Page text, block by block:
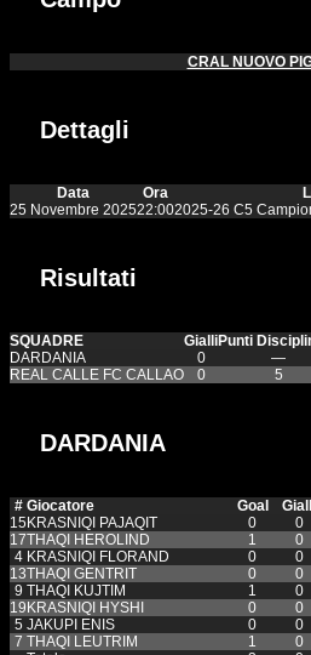
CRAL NUOVO
Dettagli
Data Ora
25 Novembre 202522:002025-26 C5
Risultati
SQUADRE GialliPunti
DARDANIA
0 —
REAL CALLE FC CALLAO
0 5
DARDANIA
# Giocatore Goal
15KRASNIQI PAJAQIT 0 0
17THAQI HEROLIND 1 0
4 KRASNIQI FLORAND 0 0
13THAQI GENTRIT 0 0
9 THAQI KUJTIM 1 0
19KRASNIQI HYSHI 0 0
5 JAKUPI ENIS 0 0
7 THAQI LEUTRIM 1 0